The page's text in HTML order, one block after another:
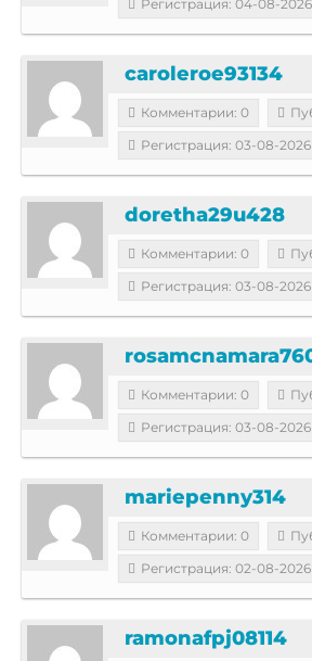
Регистрация: 04-08-2026
caroleroe93134
Комментарии: 0
Регистрация: 03-08-2026
doretha29u428
Комментарии: 0
Регистрация: 03-08-2026
Комментарии: 0
Регистрация: 03-08-2026
mariepenny314
Комментарии: 0
Регистрация: 02-08-2026
ramonafpj08114